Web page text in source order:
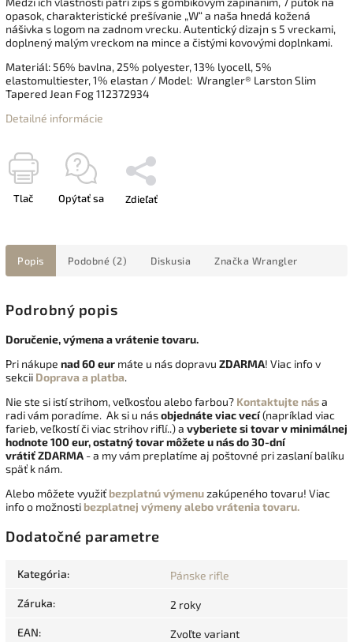
opasok, charakteristické prešívanie „W“ a naša hnedá kožená
nášivka s logom na zadnom vrecku. Autentický dizajn s 5 vreckami,
doplnený malým vreckom na mince a čistými kovovými doplnkami.
Materiál: 56% bavlna, 25% polyester, 13% lyocell, 5%
elastomultiester, 1% elastan / Model: Wrangler® Larston Slim
Tapered Jean Fog 112372934
Detailné informácie
Tlač Opýtať sa Zdieľať
Popis Podobné (2) Diskusia Značka Wrangler
Podrobný popis
Doručenie, výmena a vrátenie tovaru.
Pri nákupe nad 60 eur máte u nás dopravu ZDARMA! Viac info v
sekcii Doprava a platba.
Nie ste si istí strihom, veľkosťou alebo farbou? Kontaktujte nása
radi vám poradíme. Ak si u násobjednáte viac vecí(napríklad viac
farieb, veľkostí či viac strihov riflí..) a vyberiete si tovar v minimálnej
hodnote 100 eur, ostatný tovar môžete u nás do 30-dní
vrátiťZDARMA - a my vám preplatíme aj poštovné pri zaslaní balíku
späť k nám.
Alebo môžete využiť bezplatnú výmenuzakúpeného tovaru! Viac
info o možnosti bezplatnej výmeny alebo vrátenia tovaru.
Dodatočné parametre
Kategória: Pánske rifle
Záruka: 2 roky
EAN: Zvoľte variant